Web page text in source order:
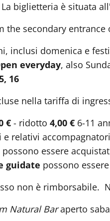
biglietteria è situata
the secondary
inclusi domenica e
everyday, also
16
nella tariffa di
€ - ridotto 4,00 € 6-11
relativi
essere
guidate possono
non è rimborsabile.
Natural Baraperto